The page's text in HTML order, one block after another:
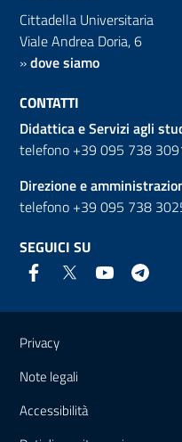
Cittadella Universitaria
Viale Andrea Doria, 6
»dove siamo
CONTATTI
Didattica e Servizi agli
telefono +39 095 738
Direzione e
telefono +39 095 738
SEGUICI SU
Link e
Privacy
Note legali
Accessibilità